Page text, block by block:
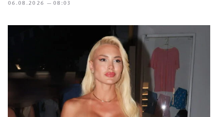
06.08.2026 — 08:03